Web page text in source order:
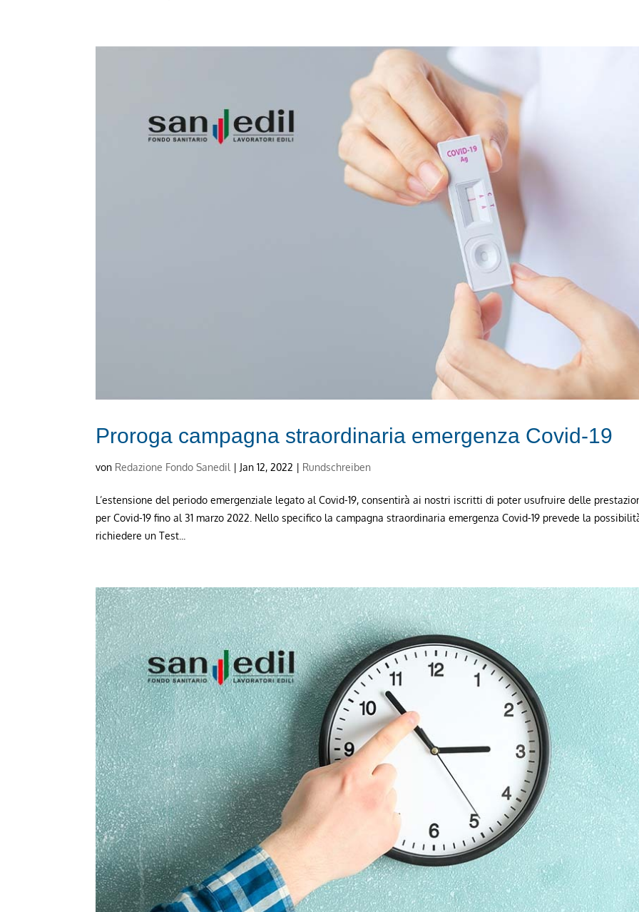
Proroga campagna straordinaria emergenza Covid-19
von Redazione Fondo Sanedil | Jan 12, 2022 | Rundschreiben
L’estensione del periodo emergenziale legato al Covid-19, consentirà ai nostri iscritti di poter usufruire delle
per Covid-19 fino al 31 marzo 2022. Nello specifico la campagna straordinaria emergenza Covid-19 prevede la
richiedere un Test...